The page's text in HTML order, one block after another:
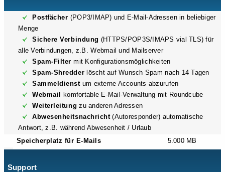
Postfächer (POP3/IMAP) und E-Mail-Adressen in beliebiger
Menge
Sichere Verbindung (HTTPS/POP3S/IMAPS vial TLS) für
alle Verbindungen, z.B. Webmail und Mailserver
Spam-Filter mit Konfigurationsmöglichkeiten
Spam-Shredder löscht auf Wunsch Spam nach 14 Tagen
Sammeldienstum externe Accounts abzurufen
Webmail komfortable E-Mail-Verwaltung mit Roundcube
Weiterleitung zu anderen Adressen
Abwesenheitsnachricht(Autoresponder) automatische
Antwort, z.B. während Abwesenheit / Urlaub
Speicherplatz für E-Mails
5.000 MB
Support